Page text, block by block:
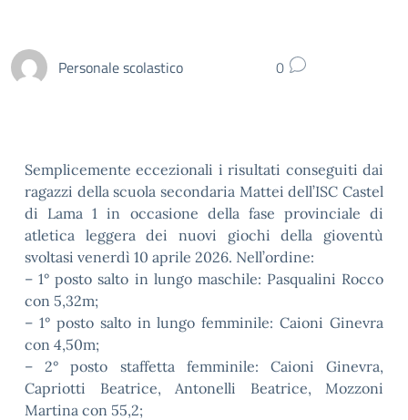
Personale scolastico 0
Semplicemente eccezionali i risultati conseguiti dai
ragazzi della scuola secondaria Mattei dell’ISC Castel
di Lama 1 in occasione della fase provinciale di
atletica leggera dei nuovi giochi della gioventù
svoltasi venerdì 10 aprile 2026. Nell’ordine:
– 1° posto salto in lungo maschile: Pasqualini Rocco
con 5,32m;
– 1° posto salto in lungo femminile: Caioni Ginevra
con 4,50m;
– 2° posto staffetta femminile: Caioni Ginevra,
Capriotti Beatrice, Antonelli Beatrice, Mozzoni
Martina con 55,2;